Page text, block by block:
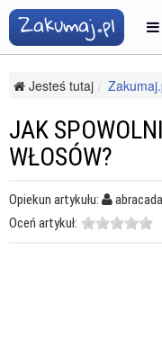
Jesteś tutaj
JAK
WŁOSÓW?
Opiekun artykułu:
Oceń artykuł: